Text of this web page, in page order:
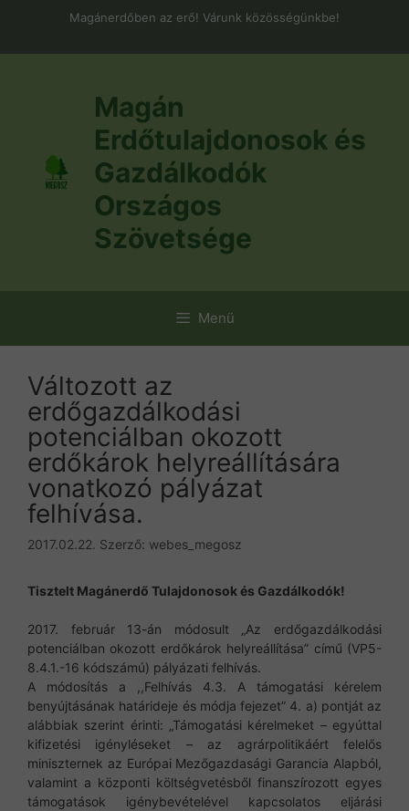
Magánerdőben az erő! Várunk közösségünkbe!
Magán
Erdőtulajdonosok és
Gazdálkodók
Országos
Szövetsége
Menü
Változott az
erdőgazdálkodási
potenciálban okozott
erdőkárok helyreállítására
vonatkozó pályázat
felhívása.
2017.02.22. Szerző: webes_megosz
Tisztelt Magánerdő Tulajdonosok és Gazdálkodók!
2017. február 13-án módosult „Az erdőgazdálkodási
potenciálban okozott erdőkárok helyreállítása” című (VP5-
8.4.1.-16 kódszámú) pályázati felhívás.
A módosítás a ,,Felhívás 4.3. A támogatási kérelem
benyújtásának határideje és módja fejezet” 4. a) pontját az
alábbiak szerint érinti: „Támogatási kérelmeket – egyúttal
kifizetési igényléseket – az agrárpolitikáért felelős
miniszternek az Európai Mezőgazdasági Garancia Alapból,
valamint a központi költségvetésből finanszírozott egyes
támogatások igénybevételével kapcsolatos eljárási